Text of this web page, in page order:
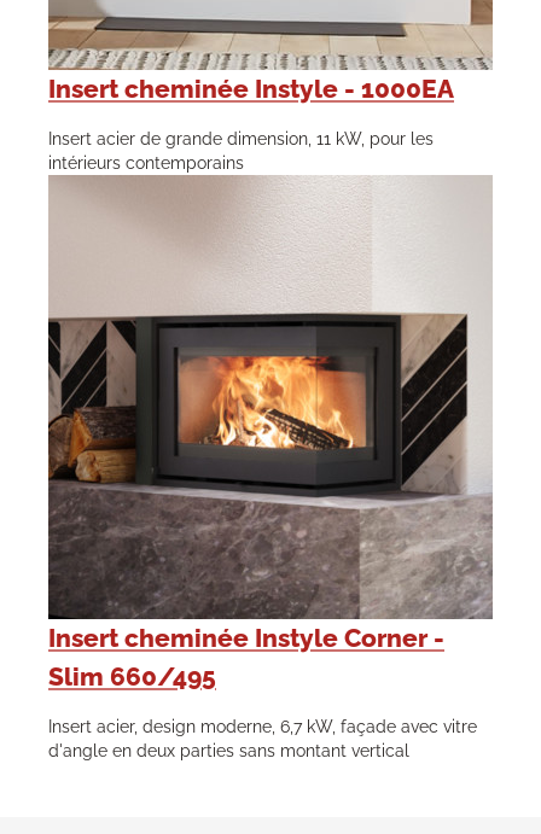
Insert cheminée Instyle - 1000EA
Insert acier de grande dimension, 11 kW, pour les
intérieurs contemporains
Insert cheminée Instyle Corner -
Slim 660/495
Insert acier, design moderne, 6,7 kW, façade avec vitre
d'angle en deux parties sans montant vertical